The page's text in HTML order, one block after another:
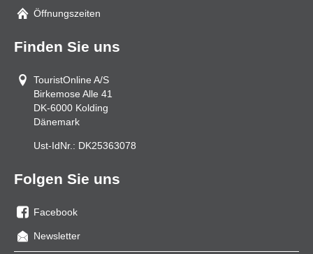
Mail
Öffnungszeiten
Finden Sie uns
TouristOnline A/S
Birkemose Alle 41
DK-6000 Kolding
Dänemark
Ust-IdNr.: DK25363078
Folgen Sie uns
Sie
uns
Facebook
Newsletter